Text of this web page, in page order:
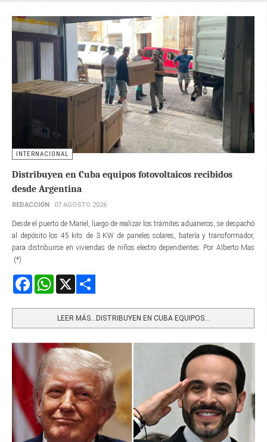
INTERNACIONAL
Distribuyen en Cuba equipos fotovoltaicos recibidos
desde Argentina
REDACCIÓN 07 AGOSTO 2026
Desde el puerto de Mariel, luego de realizar los trámites aduaneros, se despachó
al depósito los 45 kits de 3 KW de paneles solares, batería y transformador,
para distribuirse en viviendas de niños electro dependientes. Por Alberto Mas
(*)
FacebookWhatsApp
LEER MÁS…DISTRIBUYEN EN CUBA EQUIPOS...